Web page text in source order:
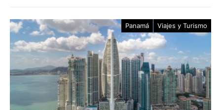
Panamá Viajes y Turismo